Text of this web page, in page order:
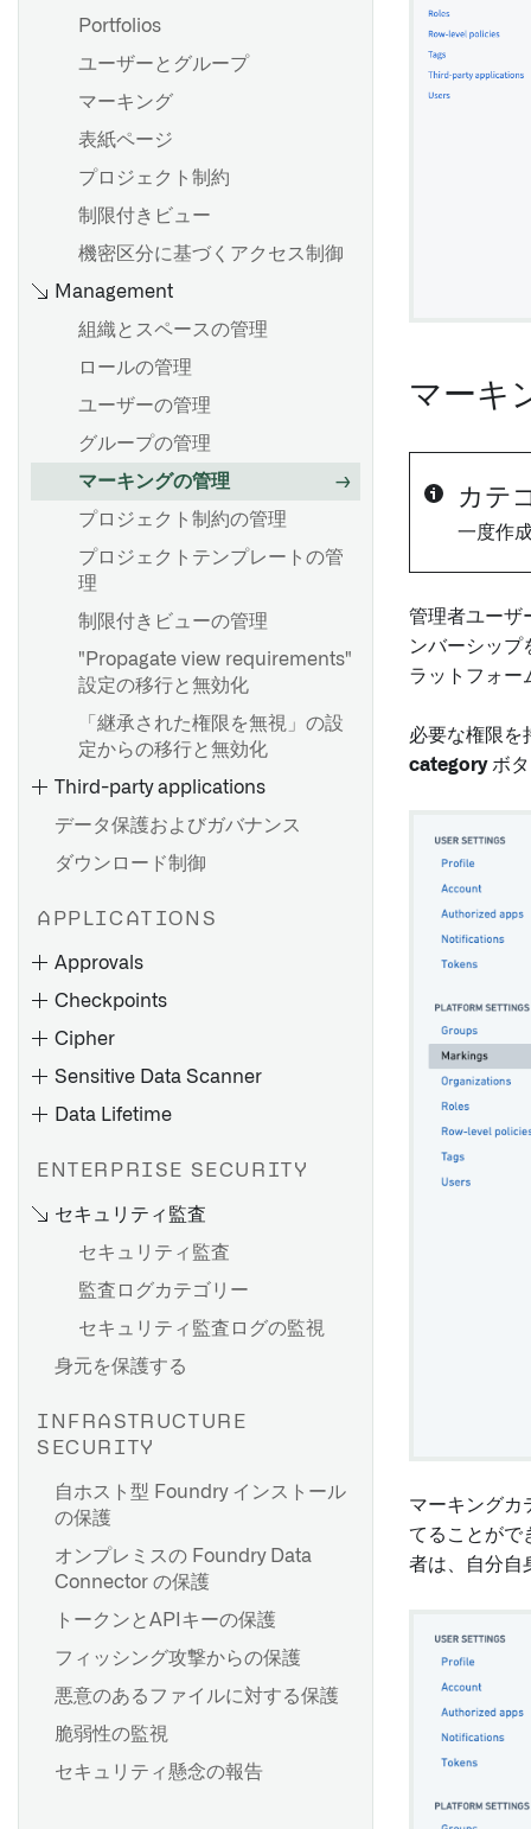
Portfolios
ユーザーとグループ
マーキング
表紙ページ
プロジェクト制約
制限付きビュー
機密区分に基づくアクセス制御
Management
組織とスペースの管理
ロールの管理
ユーザーの管理
グループの管理
マーキングの管理
プロジェクト制約の管理
プロジェクトテンプレートの管
理
制限付きビューの管理
"Propagate view requirements"
設定の移行と無効化
「継承された権限を無視」の設
定からの移行と無効化
Third-party applications
データ保護およびガバナンス
ダウンロード制御
APPLICATIONS
Approvals
Checkpoints
Cipher
データセットの列にCipher操
作を適用する
Foundry アプリケーションで
個々の値を復号化する
関数での CipherText プロパテ
Cipher の使用例
Marketplace 製品に Cipher
リソースを追加する [ベータ]
視覚的なデータ隠蔽にCipher
を使用する
Sensitive Data Scanner
Data Lifetime
削除ポリシーの影響
データセットの削除ポリシー
を作成する
ポリシーの操作履歴を表示す
ポリシーの上書きを作成する
FAQ
ENTERPRISE SECURITY
セキュリティ監査
セキュリティ監査
監査ログカテゴリー
セキュリティ監査ログの監視
身元を保護する
INFRASTRUCTURE
SECURITY
自ホスト型 Foundry インストール
の保護
オンプレミスの Foundry Data
Connector の保護
トークンとAPIキーの保護
フィッシング攻撃からの保護
悪意のあるファイルに対する保護
脆弱性の監視
セキュリティ懸念の報告
マーキ
カテ
一度作
管理者ユーザ
ンバーシッ
ラットフォー
必要な権限
categoryボタ
マーキングカ
てることがで
者は、自分自